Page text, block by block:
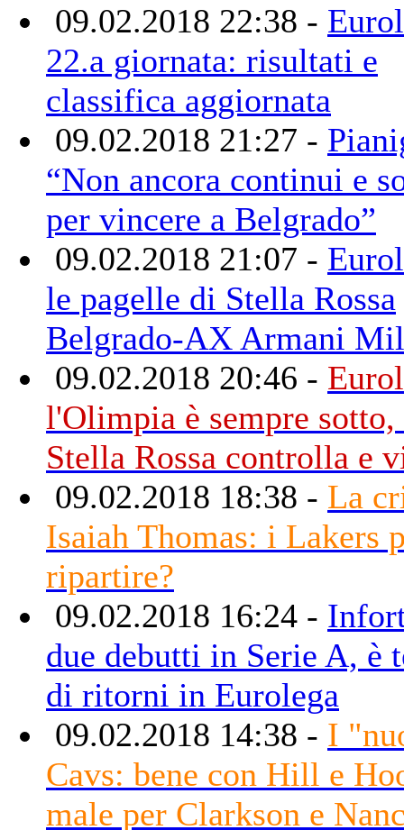
09.02.2018 22:38 -
22.a giornata: risultati e
classifica aggiornata
09.02.2018 21:27 -
“Non ancora continui e
per vincere a Belgrado”
09.02.2018 21:07 -
le pagelle di Stella Rossa
Belgrado-AX Armani
09.02.2018 20:46 -
l'Olimpia è sempre sotto,
Stella Rossa controlla e
09.02.2018 18:38 - La
Isaiah Thomas: i Lakers
ripartire?
09.02.2018 16:24 -
due debutti in Serie A, è
di ritorni in Eurolega
09.02.2018 14:38 - I
Cavs: bene con Hill e
male per Clarkson e